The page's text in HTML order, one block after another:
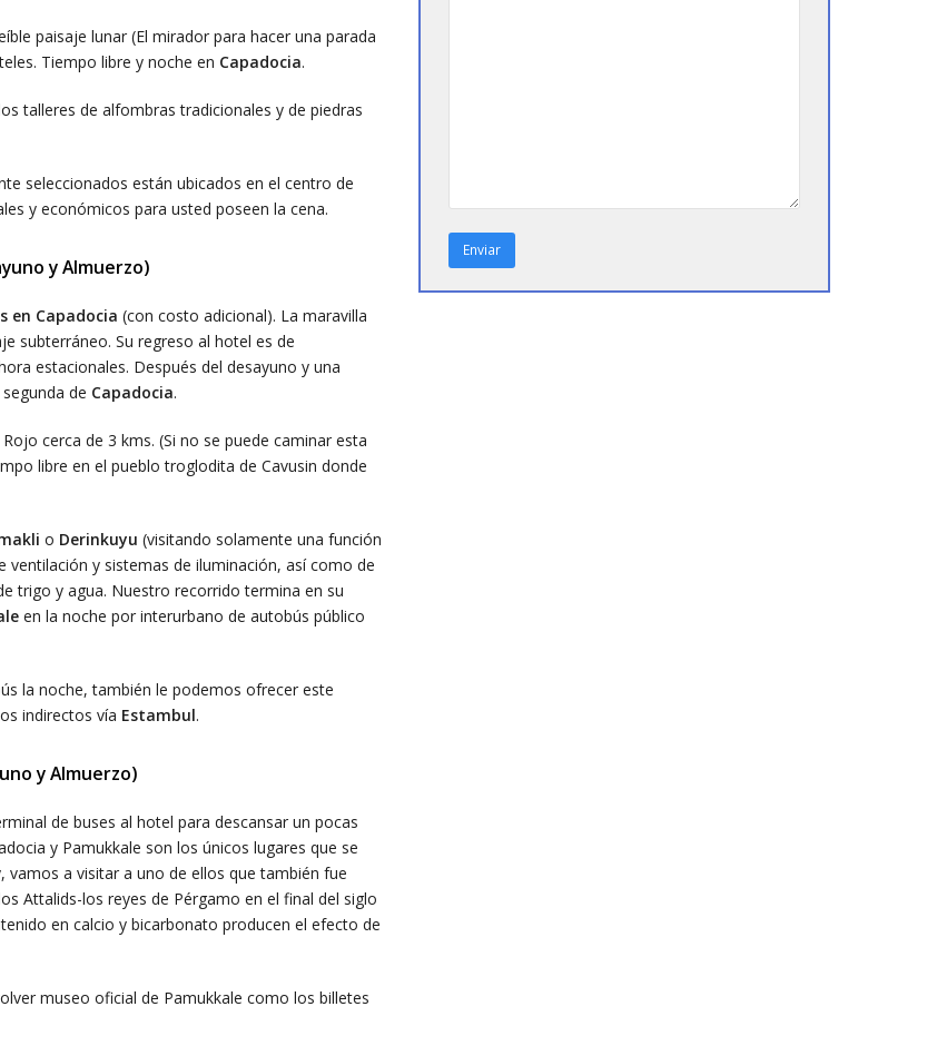
paisaje lunar (El mirador para hacer una parada
Tiempo libre y noche en Capadocia.
talleres de alfombras tradicionales y de piedras
seleccionados están ubicados en el centro de
y económicos para usted poseen la cena.
y Almuerzo)
en Capadocia (con costo adicional). La maravilla
subterráneo. Su regreso al hotel es de
estacionales. Después del desayuno y una
de Capadocia.
cerca de 3 kms. (Si no se puede caminar esta
libre en el pueblo troglodita de Cavusin donde
o Derinkuyu (visitando solamente una función
y sistemas de iluminación, así como de
trigo y agua. Nuestro recorrido termina en su
en la noche por interurbano de autobús público
la noche, también le podemos ofrecer este
indirectos vía Estambul.
y Almuerzo)
de buses al hotel para descansar un pocas
y Pamukkale son los únicos lugares que se
a visitar a uno de ellos que también fue
Attalids-los reyes de Pérgamo en el final del siglo
en calcio y bicarbonato producen el efecto de
museo oficial de Pamukkale como los billetes